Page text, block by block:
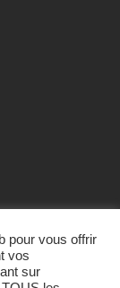
pour vous offrir
vos
sur